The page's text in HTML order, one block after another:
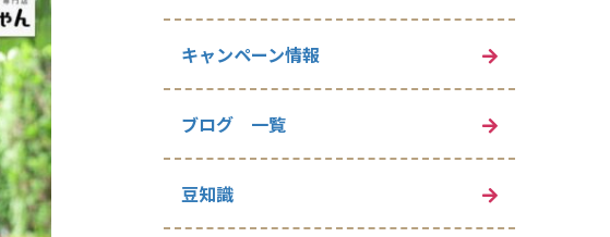
キャンペーン情報
ブログ 一覧
豆知識